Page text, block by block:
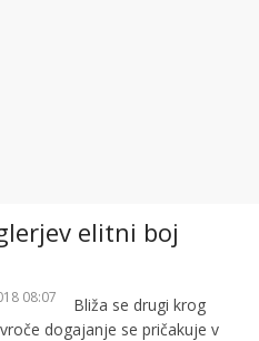
elitni boj
08:07
Bliža se drugi krog
dogajanje se pričakuje v